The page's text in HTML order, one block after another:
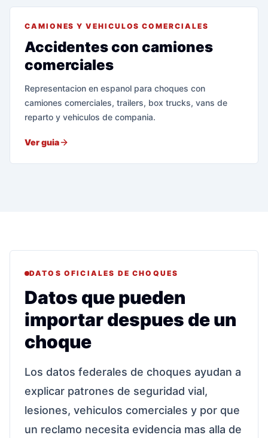
CAMIONES Y VEHICULOS COMERCIALES
Accidentes con camiones
comerciales
Representacion en espanol para choques con
camiones comerciales, trailers, box trucks, vans de
reparto y vehiculos de compania.
Ver guia
DATOS OFICIALES DE CHOQUES
Datos que pueden
importar despues de un
choque
Los datos federales de choques ayudan a
explicar patrones de seguridad vial,
lesiones, vehiculos comerciales y por que
un reclamo necesita evidencia mas alla de